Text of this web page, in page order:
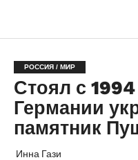
РОССИЯ / МИР
Стоял с
Германии
памятник
Инна Гази